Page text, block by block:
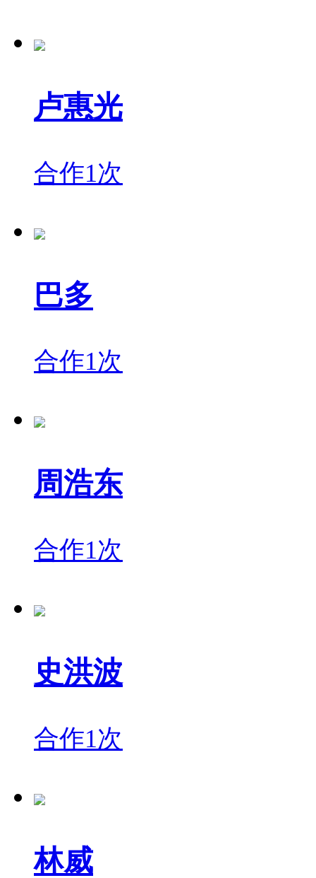
卢惠光
合作1次
巴多
合作1次
周浩东
合作1次
史洪波
合作1次
林威